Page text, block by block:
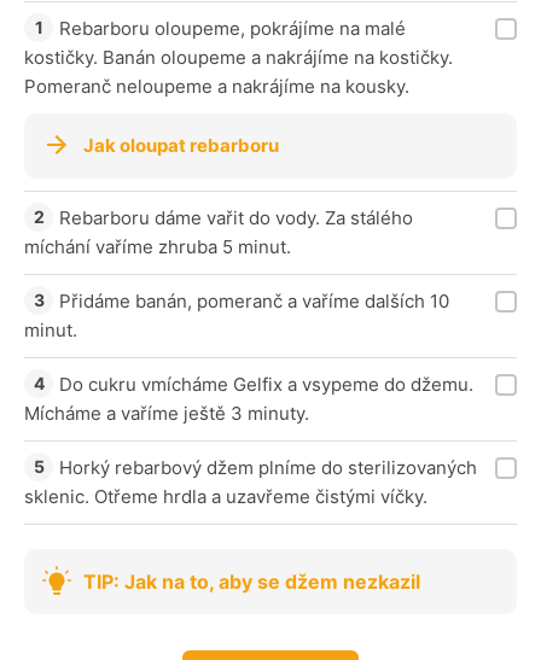
Rebarboru oloupeme, pokrájíme na malé
kostičky. Banán oloupeme a nakrájíme na kostičky.
Pomeranč neloupeme a nakrájíme na kousky.
Jak oloupat rebarboru
Rebarboru dáme vařit do vody. Za stálého
míchání vaříme zhruba 5 minut.
Přidáme banán, pomeranč a vaříme dalších 10
minut.
Do cukru vmícháme Gelfix a vsypeme do džemu.
Mícháme a vaříme ještě 3 minuty.
Horký rebarbový džem plníme do sterilizovaných
sklenic. Otřeme hrdla a uzavřeme čistými víčky.
TIP: Jak na to, aby se džem nezkazil